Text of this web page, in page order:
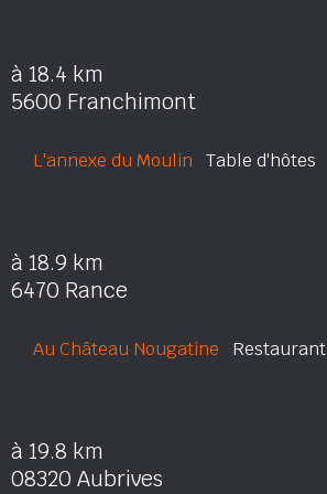
à 18.4 km
5600 Franchimont
L'annexe du Moulin Table d'hôtes
à 18.9 km
6470 Rance
Au Château Nougatine Restaurant
à 19.8 km
08320 Aubrives